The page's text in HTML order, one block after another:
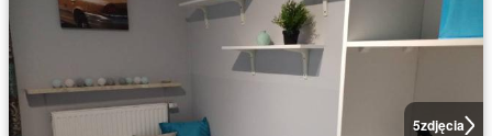
5zdjęcia